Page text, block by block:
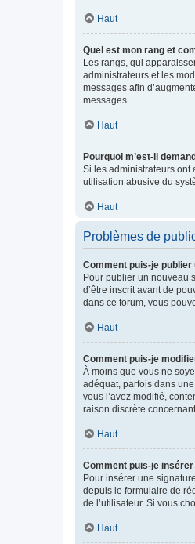
Haut
Quel est mon rang et
Les rangs, qui
administrateurs et les
messages afin
messages.
Haut
Pourquoi m’est-il
Si les administrateurs ont
utilisation abusive du
Haut
Problèmes de
Comment puis-je publier
Pour publier un nouveau
d’être inscrit avant de
dans ce forum, vous
Haut
Comment puis-je
À moins que vous ne
adéquat, parfois dans
vous l’avez modifié,
raison discrète
Haut
Comment puis-je
Pour insérer une
depuis le formulaire de
de l’utilisateur. Si vous
Haut